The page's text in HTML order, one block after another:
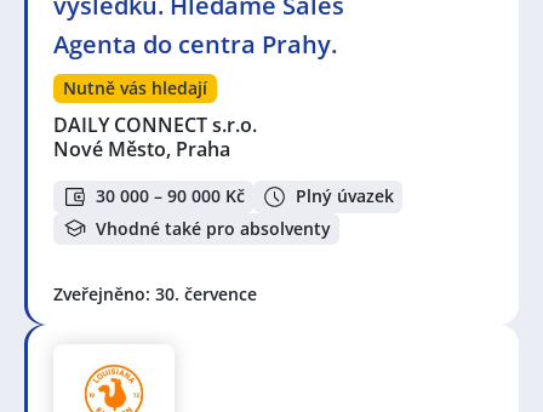
Agenta do centra Prahy.
Nutně vás hledají
DAILY CONNECT s.r.o.
Nové Město, Praha
30 000 – 90 000 Kč
Plný úvazek
Vhodné také pro absolventy
Zveřejněno: 30. července